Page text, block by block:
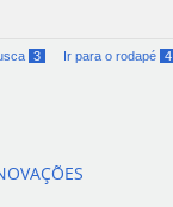
3 Ir para o rodapé 4